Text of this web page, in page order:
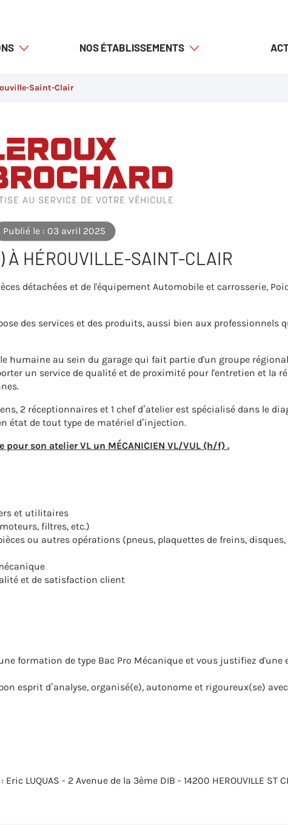
NOS ÉTABLISSEMENTS
Saint-Clair
Publié le : 03 avril 2025
HÉROUVILLE-SAINT-CLAIR
détachées et de l'équipement Automobile et carrosserie,
des services et des produits, aussi bien aux professionnels
humaine au sein du garage qui fait partie d'un groupe régional
un service de qualité et de proximité pour l'entretien et la
2 réceptionnaires et 1 chef d’atelier est spécialisé dans le
état de tout type de matériel d’injection.
pour son atelier VL un MÉCANICIEN VL/VUL (h/f) .
et utilitaires
filtres, etc.)
ou autres opérations (pneus, plaquettes de freins,
et de satisfaction client
formation de type Bac Pro Mécanique et vous justifiez d'une
esprit d’analyse, organisé(e), autonome et rigoureux(se)
LUQUAS - 2 Avenue de la 3ème DIB - 14200 HEROUVILLE ST